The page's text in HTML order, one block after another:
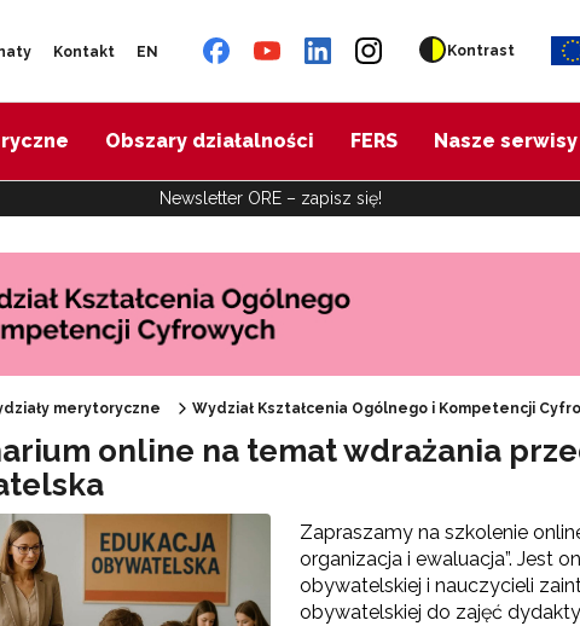
Kontakt EN Kontrast
Obszary działalności FERS Nasze serwisy
Newsletter ORE – zapisz się!
KOMPAS JUTRA"
Śląsk – historia, kultura, język"
Śląsk Opolski – Serce Polski"
merytoryczne Wydział Kształcenia Ogólnego i Kompetencji
online na temat wdrażania
Zapraszamy na szkolenie
organizacja i ewaluacja”. Jest
obywatelskiej i nauczycieli
obywatelskiej do zajęć